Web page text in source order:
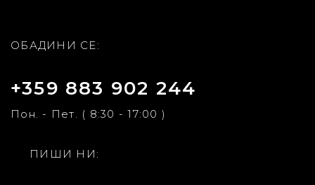
ОБАДИНИ СЕ:
+359 883 902 244
Пон. - Пет. ( 8:30 - 17:00 )
ПИШИ НИ: